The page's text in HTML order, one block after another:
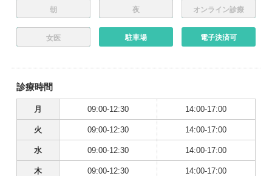
朝 夜 オンライン診療
女医 駐車場 電子決済可
診療時間
月 09:00-12:30 14:00-17:00
火 09:00-12:30 14:00-17:00
水 09:00-12:30 14:00-17:00
木 09:00-12:30 14:00-17:00